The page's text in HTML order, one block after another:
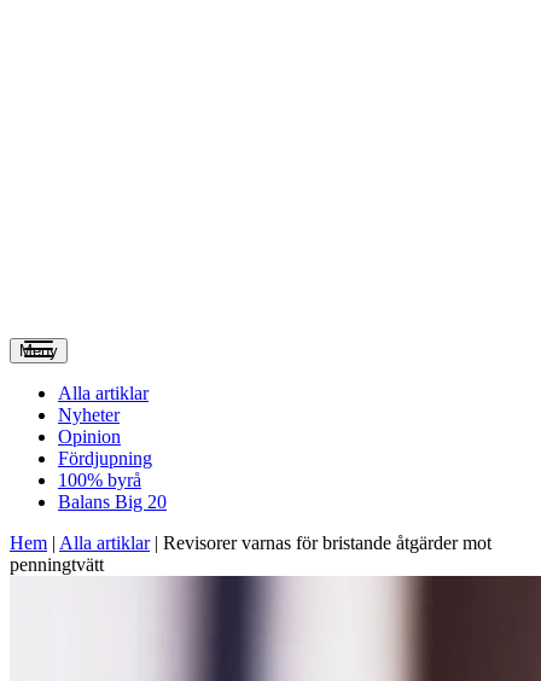
Meny
Alla artiklar
Nyheter
Opinion
Fördjupning
100% byrå
Balans Big 20
Hem | Alla artiklar| Revisorer varnas för bristande åtgärder mot
penningtvätt